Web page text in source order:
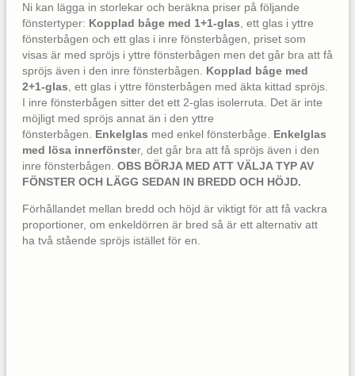
Ni kan lägga in storlekar och beräkna priser på följande
fönstertyper: Kopplad båge med 1+1-glas , ett glas i yttre
fönsterbågen och ett glas i inre fönsterbågen, priset som
visas är med spröjs i yttre fönsterbågen men det går bra att få
spröjs även i den inre fönsterbågen. Kopplad båge med
2+1-glas , ett glas i yttre fönsterbågen med äkta kittad spröjs.
I inre fönsterbågen sitter det ett 2-glas isolerruta. Det är inte
möjligt med spröjs annat än i den yttre
fönsterbågen. Enkelglas med enkel fönsterbåge.
Enkelglas
med lösa innerfönster, det går bra att få spröjs även i den
inre fönsterbågen. OBS BÖRJA MED ATT VÄLJA TYP AV
FÖNSTER OCH LÄGG SEDAN IN BREDD OCH HÖJD.
Förhållandet mellan bredd och höjd är viktigt för att få vackra
proportioner, om enkeldörren är bred så är ett alternativ att
ha två stående spröjs istället för en.